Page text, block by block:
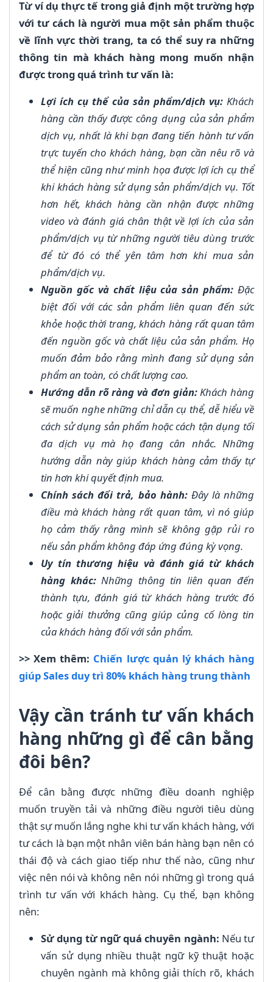
Từ ví dụ thực tế trong giả định một trường hợp
với tư cách là người mua một sản phẩm thuộc
về lĩnh vực thời trang, ta có thể suy ra những
thông tin mà khách hàng mong muốn nhận
được trong quá trình tư vấn là:
Lợi ích cụ thể của sản phẩm/dịch vụ:Khách
hàng cần thấy được công dụng của sản phẩm
dịch vụ, nhất là khi bạn đang tiến hành tư vấn
trực tuyến cho khách hàng, bạn cần nêu rõ và
thể hiện cũng như minh họa được lợi ích cụ thể
khi khách hàng sử dụng sản phẩm/dịch vụ. Tốt
hơn hết, khách hàng cần nhận được những
video và đánh giá chân thật về lợi ích của sản
phẩm/dịch vụ từ những người tiêu dùng trước
để từ đó có thể yên tâm hơn khi mua sản
phẩm/dịch vụ.
Nguồn gốc và chất liệu của sản phẩm: Đặc
biệt đối với các sản phẩm liên quan đến sức
khỏe hoặc thời trang, khách hàng rất quan tâm
đến nguồn gốc và chất liệu của sản phẩm. Họ
muốn đảm bảo rằng mình đang sử dụng sản
phẩm an toàn, có chất lượng cao.
Hướng dẫn rõ ràng và đơn giản:Khách hàng
sẽ muốn nghe những chỉ dẫn cụ thể, dễ hiểu về
cách sử dụng sản phẩm hoặc cách tận dụng tối
đa dịch vụ mà họ đang cân nhắc. Những
hướng dẫn này giúp khách hàng cảm thấy tự
tin hơn khi quyết định mua.
Chính sách đổi trả, bảo hành:Đây là những
điều mà khách hàng rất quan tâm, vì nó giúp
họ cảm thấy rằng mình sẽ không gặp rủi ro
nếu sản phẩm không đáp ứng đúng kỳ vọng.
Uy tín thương hiệu và đánh giá từ khách
hàng khác:Những thông tin liên quan đến
thành tựu, đánh giá từ khách hàng trước đó
hoặc giải thưởng cũng giúp củng cố lòng tin
của khách hàng đối với sản phẩm.
>> Xem thêm: Chiến lược quản lý khách hàng
giúp Sales duy trì 80% khách hàng trung thành
Vậy cần tránh tư vấn khách
hàng những gì để cân bằng
đôi bên?
Để cân bằng được những điều doanh nghiệp
muốn truyền tải và những điều người tiêu dùng
thật sự muốn lắng nghe khi tư vấn khách hàng, với
tư cách là bạn một nhân viên bán hàng bạn nên có
thái độ và cách giao tiếp như thế nào, cũng như
việc nên nói và không nên nói những gì trong quá
trình tư vấn với khách hàng. Cụ thể, bạn không
nên:
Sử dụng từ ngữ quá chuyên ngành: Nếu tư
vấn sử dụng nhiều thuật ngữ kỹ thuật hoặc
chuyên ngành mà không giải thích rõ, khách